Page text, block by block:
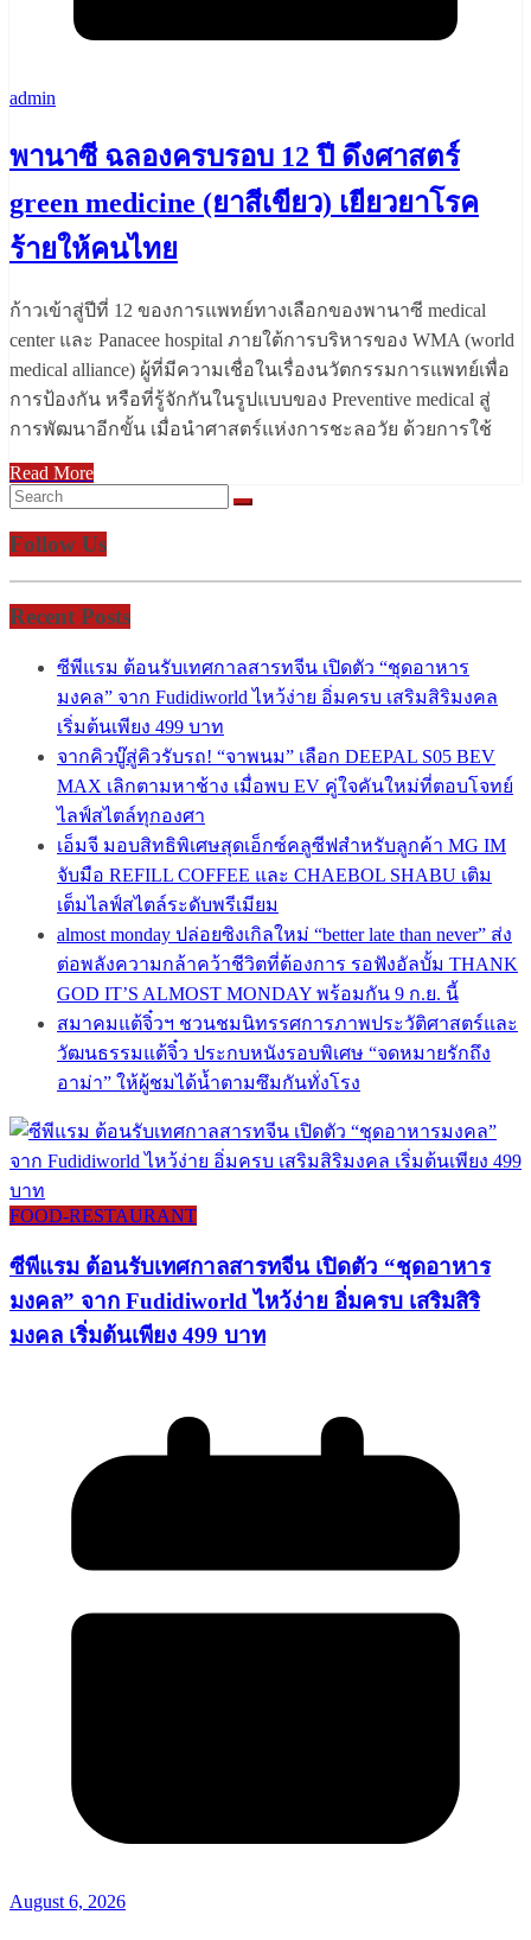
admin
พานาซี ฉลองครบรอบ 12 ปี ดึงศาสตร์
green medicine (ยาสีเขียว) เยียวยาโรค
ร้ายให้คนไทย
ก้าวเข้าสู่ปีที่ 12 ของการแพทย์ทางเลือกของพานาซี medical
center และ Panacee hospital ภายใต้การบริหารของ WMA (world
medical alliance) ผู้ที่มีความเชื่อในเรื่องนวัตกรรมการแพทย์เพื่อ
การป้องกัน หรือที่รู้จักกันในรูปแบบของ Preventive medical สู่
การพัฒนาอีกขั้น เมื่อนำศาสตร์แห่งการชะลอวัย ด้วยการใช้
Read More
Follow Us
Recent Posts
ซีพีแรม ต้อนรับเทศกาลสารทจีน เปิดตัว “ชุดอาหาร
มงคล” จาก Fudidiworld ไหว้ง่าย อิ่มครบ เสริมสิริมงคล
เริ่มต้นเพียง 499 บาท
จากคิวบู๊สู่คิวรับรถ! “จาพนม” เลือก DEEPAL S05 BEV
MAX เลิกตามหาช้าง เมื่อพบ EV คู่ใจคันใหม่ที่ตอบโจทย์
ไลฟ์สไตล์ทุกองศา
เอ็มจี มอบสิทธิพิเศษสุดเอ็กซ์คลูซีฟสำหรับลูกค้า MG IM
จับมือ REFILL COFFEE และ CHAEBOL SHABU เติม
เต็มไลฟ์สไตล์ระดับพรีเมียม
almost monday ปล่อยซิงเกิลใหม่ “better late than never” ส่ง
ต่อพลังความกล้าคว้าชีวิตที่ต้องการ รอฟังอัลบั้ม THANK
GOD IT’S ALMOST MONDAY พร้อมกัน 9 ก.ย. นี้
สมาคมแต้จิ๋วฯ ชวนชมนิทรรศการภาพประวัติศาสตร์และ
วัฒนธรรมแต้จิ๋ว ประกบหนังรอบพิเศษ “จดหมายรักถึง
อาม่า” ให้ผู้ชมได้น้ำตามซึมกันทั่งโรง
FOOD-RESTAURANT
ซีพีแรม ต้อนรับเทศกาลสารทจีน เปิดตัว “ชุดอาหาร
มงคล” จาก Fudidiworld ไหว้ง่าย อิ่มครบ เสริมสิริ
มงคล เริ่มต้นเพียง 499 บาท
August 6, 2026